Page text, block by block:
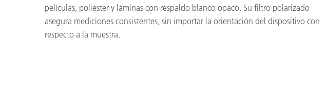
películas, poliéster y láminas con respaldo blanco opaco. Su filtro polarizado
asegura mediciones consistentes, sin importar la orientación del dispositivo con
respecto a la muestra.